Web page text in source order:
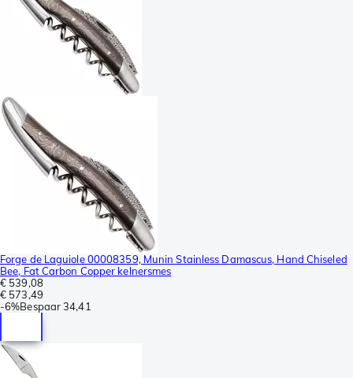
Forge de Laguiole 00008359, Munin Stainless Damascus, Hand Chiseled
Bee, Fat Carbon Copper kelnersmes
€ 539,08
€ 573,49
-6%Bespaar34,41